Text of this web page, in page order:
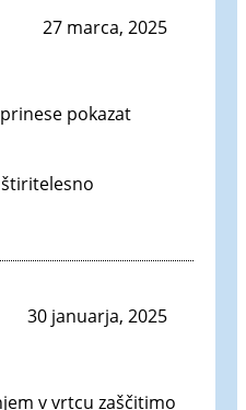
27 marca, 2025
pokazat
30 januarja, 2025
v vrtcu zaščitimo